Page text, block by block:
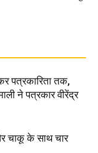
पत्रकारिता तक,
ने पत्रकार वीरेंद्र
चाकू के साथ चार